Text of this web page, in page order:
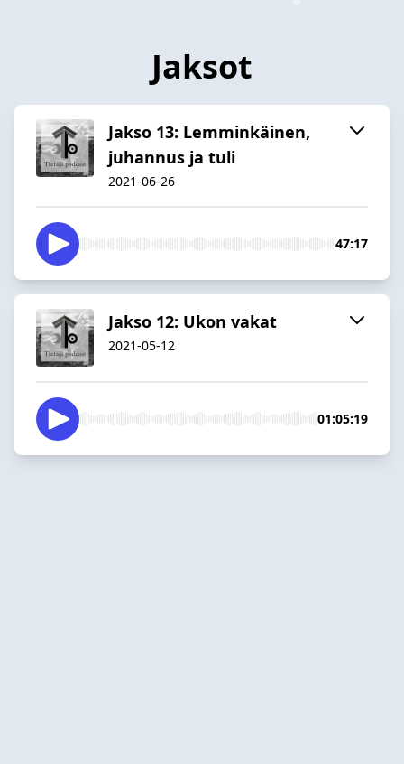
Jaksot
Jakso 13: Lemminkäinen,
juhannus ja tuli
2021-06-26
47:17
Jakso 12: Ukon vakat
2021-05-12
01:05:19